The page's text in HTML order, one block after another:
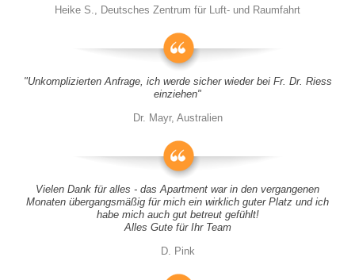
Heike S., Deutsches Zentrum für Luft- und Raumfahrt
"Unkomplizierten Anfrage, ich werde sicher wieder bei Fr. Dr. Riess
einziehen"
Dr. Mayr, Australien
Vielen Dank für alles - das Apartment war in den vergangenen
Monaten übergangsmäßig für mich ein wirklich guter Platz und ich
habe mich auch gut betreut gefühlt!
Alles Gute für Ihr Team
D. Pink